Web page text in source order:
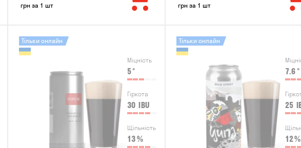
грн за 1 шт грн за 1 шт
Міцність
5°
Гіркота
30 IBU
Щільність
13%
Тільки онлайн
7.6 °
25
12%
Тільки онлайн